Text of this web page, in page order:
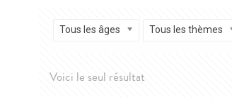
Tous les âges Tous les thèmes
Voici le seul résultat